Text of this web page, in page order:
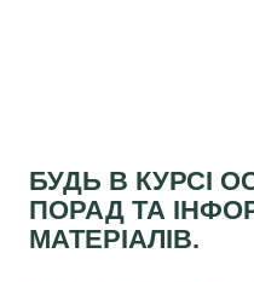
БУДЬ В КУРСІ
ПОРАД ТА
МАТЕРІАЛІВ.